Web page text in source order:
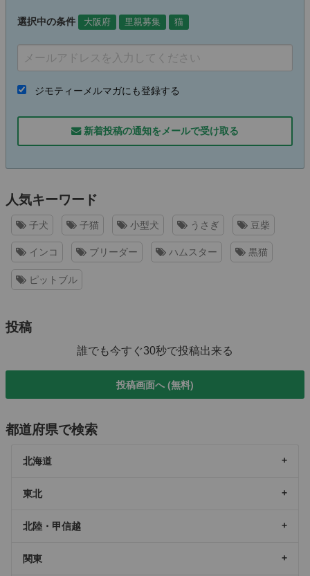
選択中の条件 大阪府 里親募集 猫
ジモティーメルマガにも登録する
新着投稿の通知をメールで受け取る
人気キーワード
子犬 子猫 小型犬 うさぎ 豆柴
インコ ブリーダー ハムスター 黒猫
ピットブル
投稿
誰でも今すぐ30秒で投稿出来る
投稿画面へ (無料)
都道府県で検索
北海道
東北
北陸・甲信越
関東